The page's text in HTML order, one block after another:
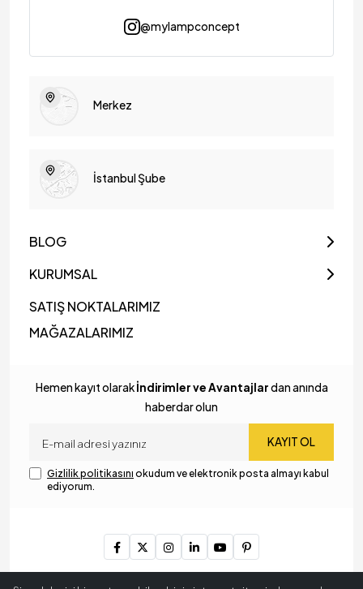
@mylampconcept
Merkez
İstanbul Şube
BLOG
KURUMSAL
SATIŞ NOKTALARIMIZ
MAĞAZALARIMIZ
Hemen kayıt olarakİndirimler ve Avantajlardan anında
haberdar olun
KAYIT OL
Gizlilik politikasını okudum ve elektronik posta almayı kabul
ediyorum.